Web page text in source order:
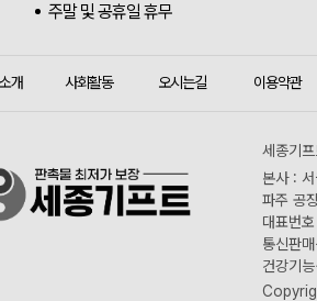
주말 및 공휴일 휴무
개 사회활동 오시는길 이용약관
세종기
본사 :
파주 공
대표번
통신판
건강기